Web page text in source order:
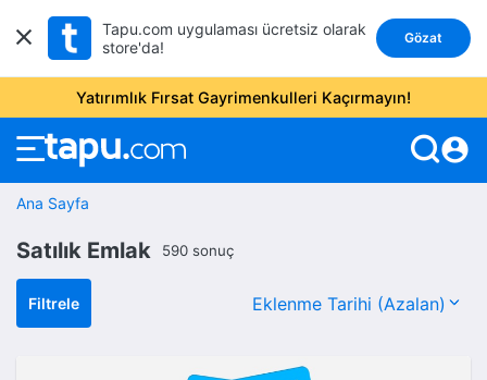
Tapu.com uygulaması ücretsiz olarak
store'da!
Gözat
Yatırımlık Fırsat Gayrimenkulleri Kaçırmayın!
account_circle
Ana Sayfa
Satılık Emlak 590 sonuç
Filtrele